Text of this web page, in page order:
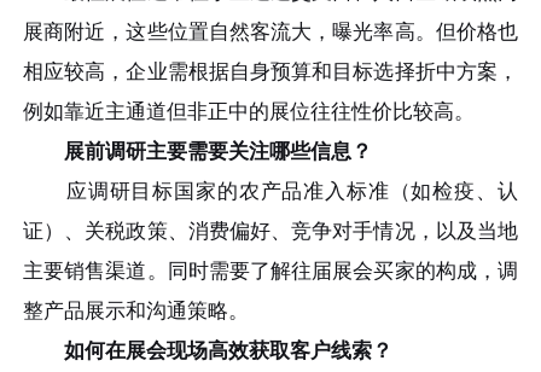
展商附近，这些位置自然客流大，曝光率高。但价格也
相应较高，企业需根据自身预算和目标选择折中方案，
例如靠近主通道但非正中的展位往往性价比较高。
展前调研主要需要关注哪些信息？
应调研目标国家的农产品准入标准（如检疫、认
证）、关税政策、消费偏好、竞争对手情况，以及当地
主要销售渠道。同时需要了解往届展会买家的构成，调
整产品展示和沟通策略。
如何在展会现场高效获取客户线索？